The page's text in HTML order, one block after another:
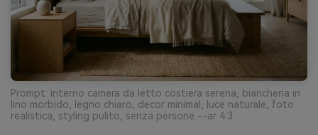
Prompt: interno camera da letto costiera serena, biancheria in
lino morbido, legno chiaro, decor minimal, luce naturale, foto
realistica, styling pulito, senza persone --ar 4:3